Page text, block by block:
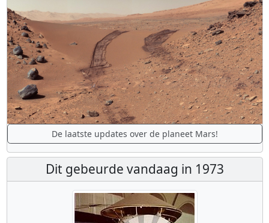
De laatste updates over de planeet Mars!
Dit gebeurde vandaag in 1973